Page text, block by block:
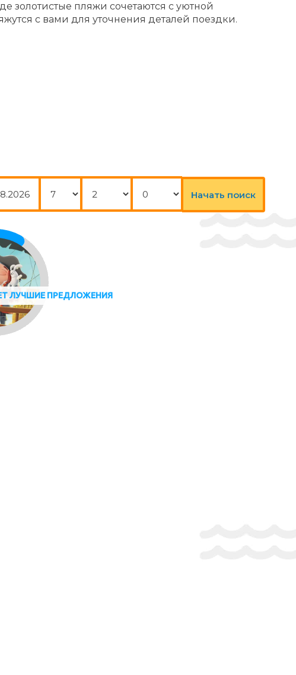
золотистые пляжи сочетаются с уютной
с вами для уточнения деталей поездки.
Начать поиск
ЛУЧШИЕ ПРЕДЛОЖЕНИЯ